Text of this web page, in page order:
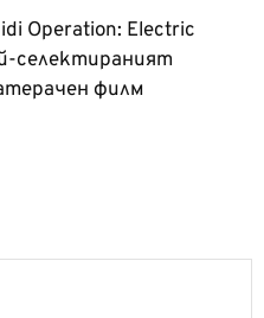
Operation: Electric
селектираният
филм